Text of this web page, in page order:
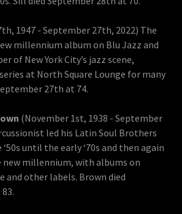
1947 - September 27th, 2022) The
millennium album on Blu Jazz and
of New York City’s jazz scene,
at North Square Lounge for many
27th at 74.
(November 1st, 1938 - September
led his Latin Soul Brothers
until the early ‘70s and then again
new millennium, with albums on
and other labels. Brown died